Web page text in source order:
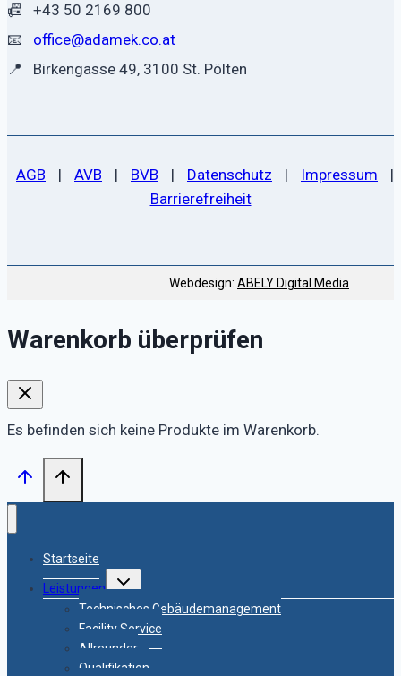
📠
+43 50 2169 800
📧
office@adamek.co.at
📍
Birkengasse 49, 3100 St. Pölten
AGB | AVB | BVB | Datenschutz | Impressum
|
Barrierefreiheit
Webdesign: ABELY Digital Media
Warenkorb überprüfen
Es befinden sich keine Produkte im Warenkorb.
Startseite
Leistungen
Untermenü
umschalten
Technisches Gebäudemanagement
Facility Service
Allrounder
Qualifikation